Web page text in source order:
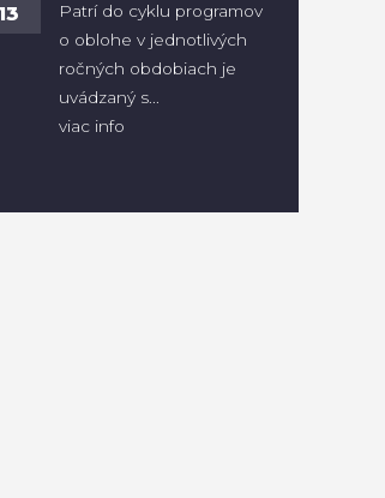
13
Patrí do cyklu programov
o oblohe v jednotlivých
ročných obdobiach je
uvádzaný s...
viac info